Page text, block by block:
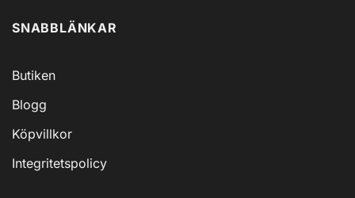
SNABBLÄNKAR
Butiken
Blogg
Köpvillkor
Integritetspolicy